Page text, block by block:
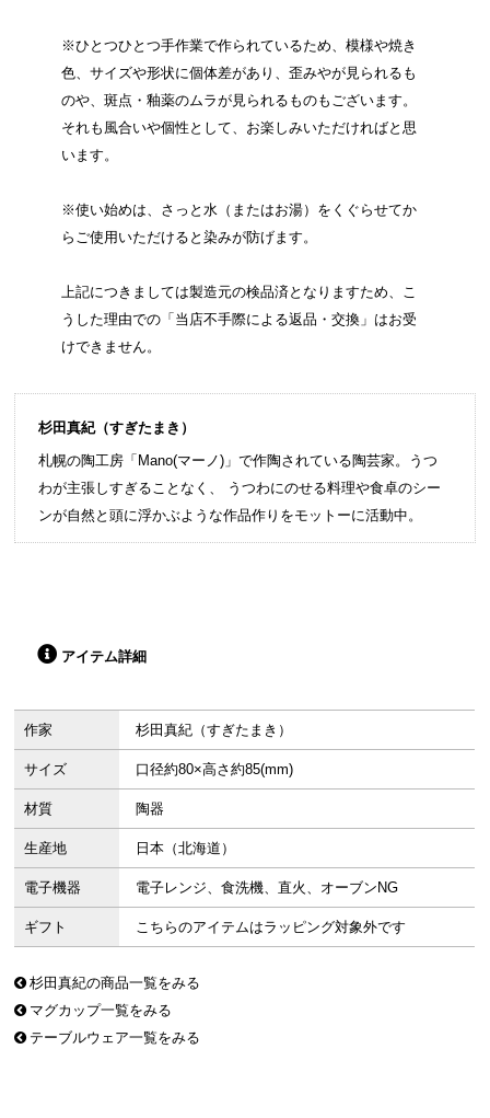
※ひとつひとつ手作業で作られているため、模様や焼き
色、サイズや形状に個体差があり、歪みやが見られるも
のや、斑点・釉薬のムラが見られるものもございます。
それも風合いや個性として、お楽しみいただければと思
います。
※使い始めは、さっと水（またはお湯）をくぐらせてか
らご使用いただけると染みが防げます。
上記につきましては製造元の検品済となりますため、こ
うした理由での「当店不手際による返品・交換」はお受
けできません。
杉田真紀（すぎたまき）
札幌の陶工房「Mano(マーノ)」で作陶されている陶芸家。うつ
わが主張しすぎることなく、 うつわにのせる料理や食卓のシー
ンが自然と頭に浮かぶような作品作りをモットーに活動中。
アイテム詳細
作家 杉田真紀（すぎたまき）
サイズ 口径約80×高さ約85(mm)
材質 陶器
生産地 日本（北海道）
電子機器 電子レンジ、食洗機、直火、オーブンNG
ギフト こちらのアイテムはラッピング対象外です
杉田真紀の商品一覧をみる
マグカップ一覧をみる
テーブルウェア一覧をみる